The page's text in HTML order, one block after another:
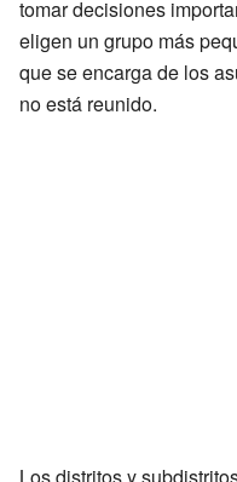
tomar decisiones
eligen un grupo más
que se encarga de los
no está reunido.